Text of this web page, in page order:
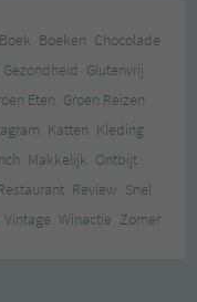
Boek Boeken Chocolade
Gezondheid Glutenvrij
Eten Groen Reizen
Katten Kleding
Makkelijk Ontbijt
Review Snel
Vintage Winactie Zomer